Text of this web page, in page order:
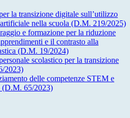
la transizione digitale sull’utilizzo
nella scuola (D.M. 219/2025)
e formazione per la riduzione
e il contrasto alla
(D.M. 19/2024)
scolastico per la transizione
2023)
delle competenze STEM e
(D.M. 65/2023)